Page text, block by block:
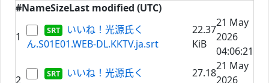
#NameSizeLast modified (UTC)
1
いいね！光源氏く
ん.S01E01.WEB-DL.KKTV.ja.srt
22.37
KiB
21 May
2026
04:06:21
2
いいね！光源氏く
27.18
21 May
2026